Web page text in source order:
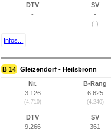
DTV
-
SV
-
(-)
Infos...
B 14 Gleizendorf - Heilsbronn
Nr.
3.126
(4.710)
B-Rang
6.625
(4.240)
DTV
9.266
SV
361